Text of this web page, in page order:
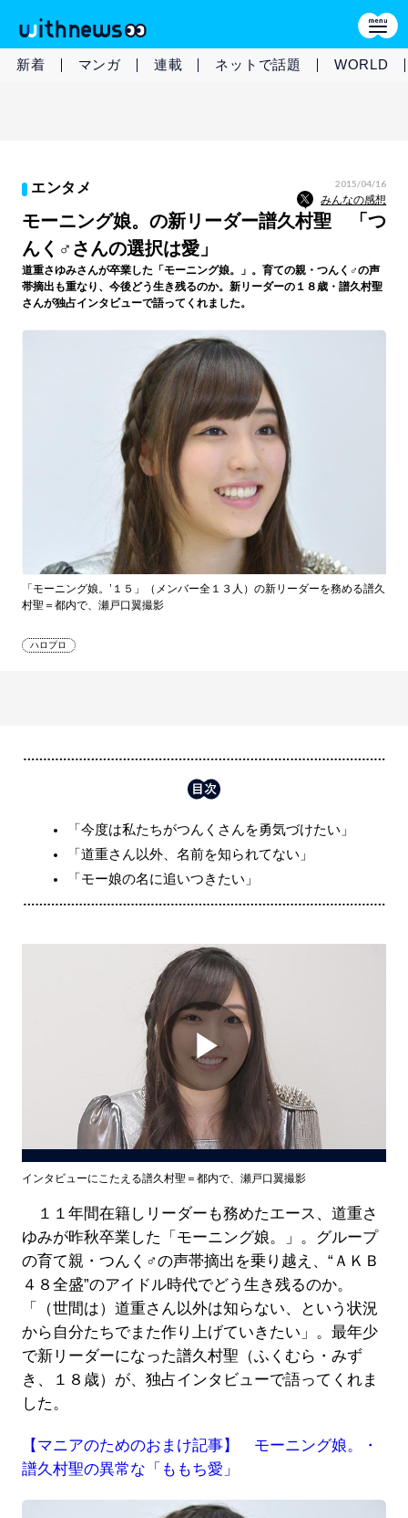
新着 マンガ 連載 ネットで話題 WORLD
エンタメ 2015/04/16
みんなの感想
モーニング娘。の新リーダー譜久村聖 「つ
んく♂さんの選択は愛」
道重さゆみさんが卒業した「モーニング娘。」。育ての親・つんく♂の声
帯摘出も重なり、今後どう生き残るのか。新リーダーの１８歳・譜久村聖
さんが独占インタビューで語ってくれました。
「モーニング娘。’１５」（メンバー全１３人）の新リーダーを務める譜久
村聖＝都内で、瀬戸口翼撮影
ハロプロ
「今度は私たちがつんくさんを勇気づけたい」
「道重さん以外、名前を知られてない」
「モー娘の名に追いつきたい」
Play
Video
インタビューにこたえる譜久村聖＝都内で、瀬戸口翼撮影
１１年間在籍しリーダーも務めたエース、道重さ
ゆみが昨秋卒業した「モーニング娘。」。グループ
の育て親・つんく♂の声帯摘出を乗り越え、“ＡＫＢ
４８全盛”のアイドル時代でどう生き残るのか。
「（世間は）道重さん以外は知らない、という状況
から自分たちでまた作り上げていきたい」。最年少
で新リーダーになった譜久村聖（ふくむら・みず
き、１８歳）が、独占インタビューで語ってくれま
した。
【マニアのためのおまけ記事】 モーニング娘。・
譜久村聖の異常な「ももち愛」